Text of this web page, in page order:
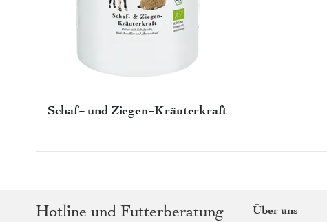
Schaf- und Ziegen-Kräuterkraft
Hotline und Futterberatung
Über uns